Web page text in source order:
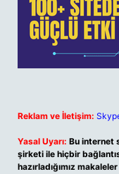
Reklam ve İletişim:
Yasal Uyarı: Bu internet
şirketi ile hiçbir
hazırladığımız